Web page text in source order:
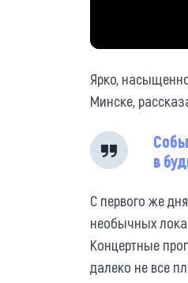
Ярко,
Минске,
в
С первого же
необычных
Концертные
далеко не все